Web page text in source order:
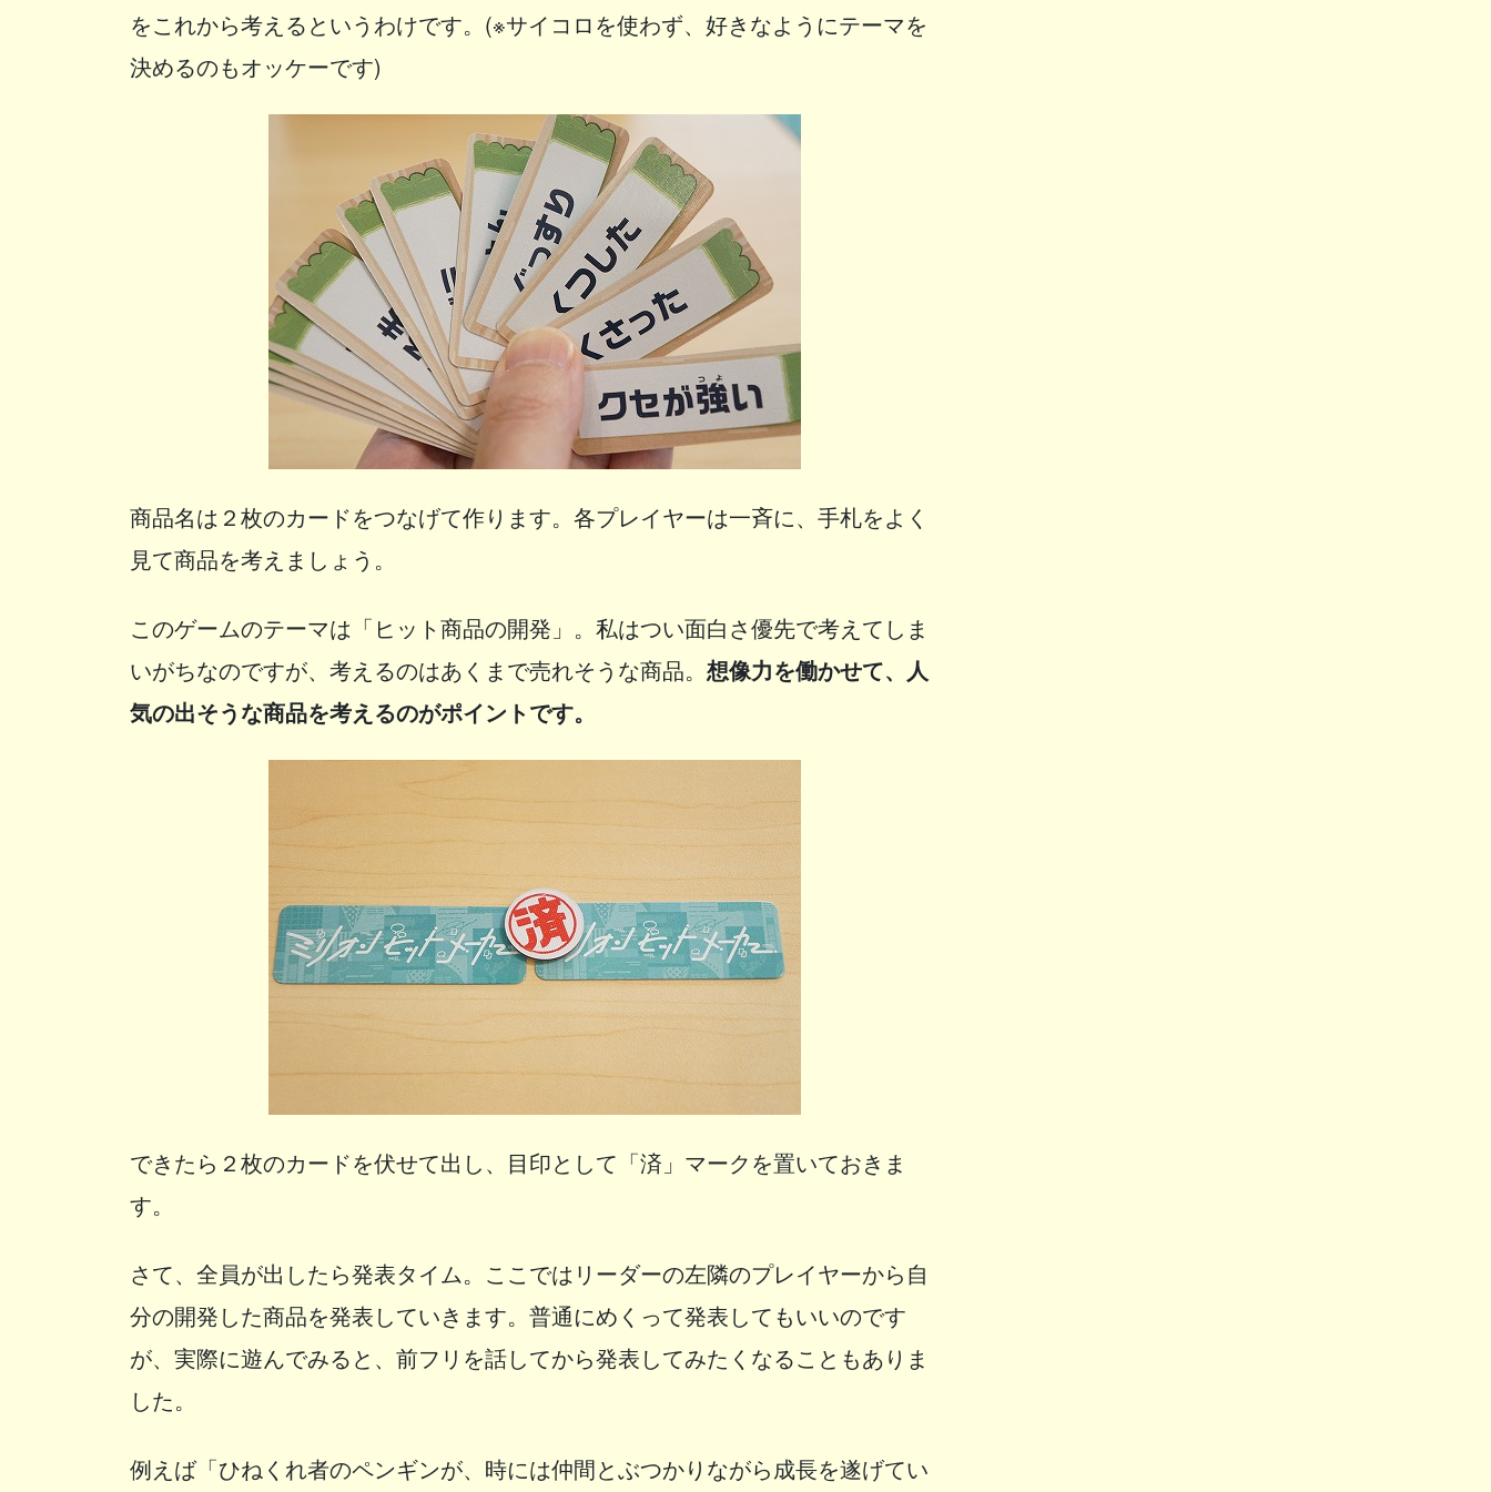
をこれから考えるというわけです。(※サイコロを使わず、好きなようにテーマを
決めるのもオッケーです)
商品名は２枚のカードをつなげて作ります。各プレイヤーは一斉に、手札をよく
見て商品を考えましょう。
このゲームのテーマは「ヒット商品の開発」。私はつい面白さ優先で考えてしま
いがちなのですが、考えるのはあくまで売れそうな商品。 想像力を働かせて、人
気の出そうな商品を考えるのがポイントです。
できたら２枚のカードを伏せて出し、目印として「済」マークを置いておきま
す。
さて、全員が出したら発表タイム。ここではリーダーの左隣のプレイヤーから自
分の開発した商品を発表していきます。普通にめくって発表してもいいのです
が、実際に遊んでみると、前フリを話してから発表してみたくなることもありま
した。
例えば「ひねくれ者のペンギンが、時には仲間とぶつかりながら成長を遂げてい